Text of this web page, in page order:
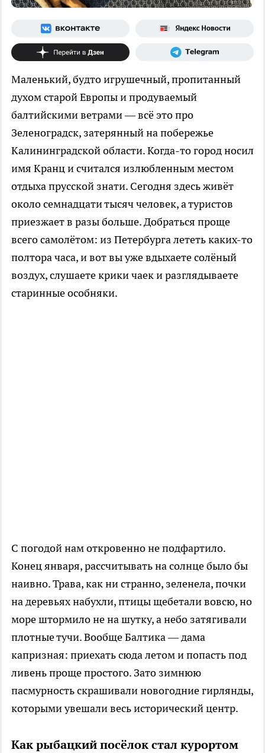
Маленький, будто игрушечный, пропитанный
духом старой Европы и продуваемый
балтийскими ветрами — всё это про
Зеленоградск, затерянный на побережье
Калининградской области. Когда-то город носил
имя Кранц и считался излюбленным местом
отдыха прусской знати. Сегодня здесь живёт
около семнадцати тысяч человек, а туристов
приезжает в разы больше. Добраться проще
всего самолётом: из Петербурга лететь каких-то
полтора часа, и вот вы уже вдыхаете солёный
воздух, слушаете крики чаек и разглядываете
старинные особняки.
С погодой нам откровенно не подфартило.
Конец января, рассчитывать на солнце было бы
наивно. Трава, как ни странно, зеленела, почки
на деревьях набухли, птицы щебетали вовсю, но
море штормило не на шутку, а небо затягивали
плотные тучи. Вообще Балтика — дама
капризная: приехать сюда летом и попасть под
ливень проще простого. Зато зимнюю
пасмурность скрашивали новогодние гирлянды,
которыми увешали весь исторический центр.
Как рыбацкий посёлок стал курортом